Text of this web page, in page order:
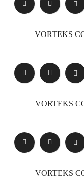
VORTEKS
VORTEKS
VORTEKS